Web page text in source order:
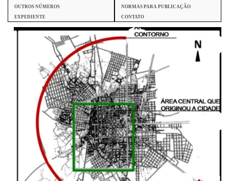
OUTROS NÚMEROS
NORMAS PARA PUBLICAÇÃO
EXPEDIENTE
CONTATO